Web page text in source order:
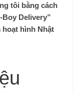
tôi bằng cách
Delivery”
hình Nhật